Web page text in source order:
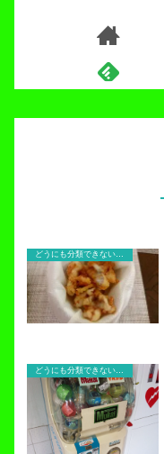
どうにも分類できないお役立ち記事！
どうにも分類できないお役立ち記事！